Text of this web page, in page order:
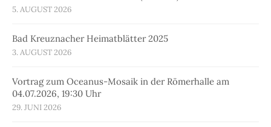
5. AUGUST 2026
Bad Kreuznacher Heimatblätter 2025
3. AUGUST 2026
Vortrag zum Oceanus-Mosaik in der Römerhalle am
04.07.2026, 19:30 Uhr
29. JUNI 2026